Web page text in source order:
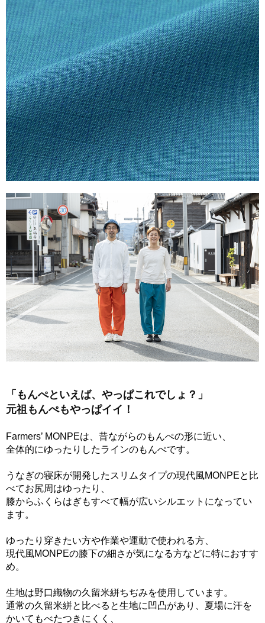
「もんぺといえば、やっぱこれでしょ？」
元祖もんぺもやっぱイイ！
Farmers’ MONPEは、昔ながらのもんぺの形に近い、
全体的にゆったりしたラインのもんぺです。
うなぎの寝床が開発したスリムタイプの現代風MONPEと比
べてお尻周はゆったり、
膝からふくらはぎもすべて幅が広いシルエットになってい
ます。
ゆったり穿きたい方や作業や運動で使われる方、
現代風MONPEの膝下の細さが気になる方などに特におすす
め。
生地は野口織物の久留米絣ちぢみを使用しています。
通常の久留米絣と比べると生地に凹凸があり、夏場に汗を
かいてもべたつきにくく、